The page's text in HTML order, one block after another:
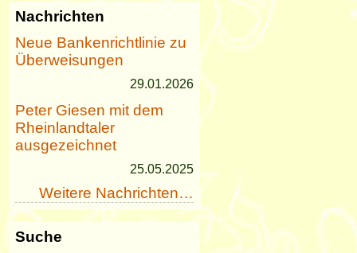
Nachrichten
Neue Bankenrichtlinie zu
Überweisungen
29.01.2026
Peter Giesen mit dem
Rheinlandtaler
ausgezeichnet
25.05.2025
Weitere Nachrichten…
Suche